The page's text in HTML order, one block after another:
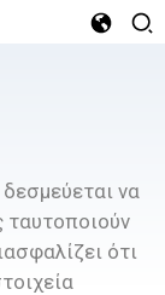
να
ταυτοποιούν
ότι